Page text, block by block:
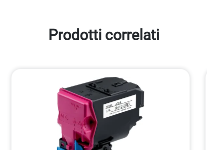
Prodotti correlati